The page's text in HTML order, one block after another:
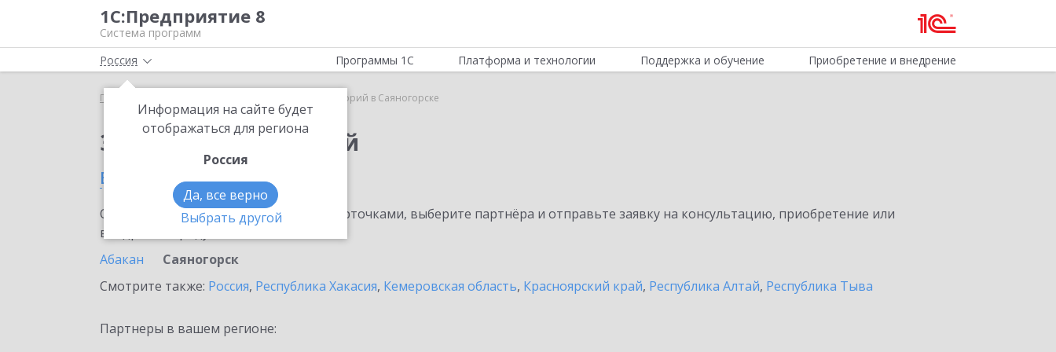
1С:Предприятие 8
Система программ
Россия
Информация на сайте будет
отображаться для региона
Россия
Да, все верно
Выбрать другой
Программы 1С Платформа и технологии Поддержка и обучение Приобретение и внедрение
Главная 1С:Лекторий в Саяногорске
Заказать 1С:Лекторий
в Саяногорске
Ознакомьтесь с информационными карточками, выберите партнёра и отправьте заявку на консультацию, приобретение или
внедрение продукта.
Абакан
Саяногорск
Смотрите также: Россия, Республика Хакасия, Кемеровская область, Красноярский край, Республика Алтай, Республика Тыва
Партнеры в вашем регионе: